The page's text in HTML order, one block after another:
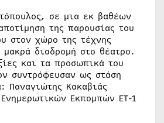
σε μια εκ βαθέων
της παρουσίας του
στον χώρο της τέχνης
μακρά διαδρομή στο θέατρο.
και τα προσωπικά του
συντρόφευσαν ως στάση
Παναγιώτης Κακαβιάς
Εκπομπών ΕΤ-1